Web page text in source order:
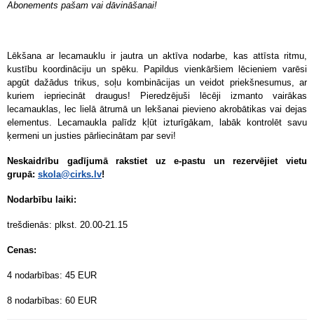
Abonements pašam vai dāvināšanai!
Lēkšana ar lecamauklu ir jautra un aktīva nodarbe, kas attīsta ritmu,
kustību koordināciju un spēku. Papildus vienkāršiem lēcieniem varēsi
apgūt dažādus trikus, soļu kombinācijas un veidot priekšnesumus, ar
kuriem iepriecināt draugus! Pieredzējuši lēcēji izmanto vairākas
lecamauklas, lec lielā ātrumā un lekšanai pievieno akrobātikas vai dejas
elementus. Lecamaukla palīdz kļūt izturīgākam, labāk kontrolēt savu
ķermeni un justies pārliecinātam par sevi!
Neskaidrību gadījumā rakstiet uz e-pastu un rezervējiet vietu
grupā: skola@cirks.lv!
Nodarbību laiki:
trešdienās: plkst. 20.00-21.15
Cenas:
4 nodarbības: 45 EUR
8 nodarbības: 60 EUR